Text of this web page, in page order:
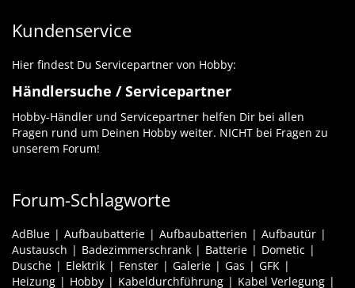
Kundenservice
Hier findest Du Servicepartner von Hobby:
Händlersuche / Servicepartner
Hobby-Händler und Servicepartner helfen Dir bei allen
Fragen rund um Deinen Hobby weiter. NICHT bei Fragen zu
unserem Forum!
Forum-Schlagworte
AdBlue Aufbaubatterie Aufbaubatterien
Aufbautür
Austausch
Badezimmerschrank Batterie
Dometic
Dusche
Elektrik Fenster Galerie Gas
GFK
Heizung
Hobby Kabeldurchführung
Kabel Verlegung